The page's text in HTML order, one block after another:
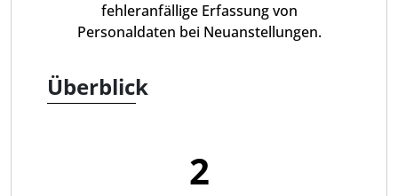
fehleranfällige Erfassung von
Personaldaten bei Neuanstellungen.
Überblick
2